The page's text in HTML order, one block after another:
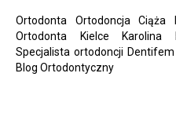
Ortodonta Ortodoncja Ciąża
Ortodonta Kielce Karolina
Specjalista ortodoncji
Blog Ortodontyczny